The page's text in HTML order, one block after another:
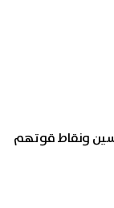
ونقاط قوتهم